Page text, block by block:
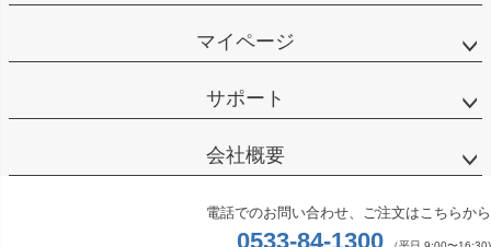
マイページ
サポート
会社概要
電話でのお問い合わせ、ご注文はこちらから
0533-84-1300